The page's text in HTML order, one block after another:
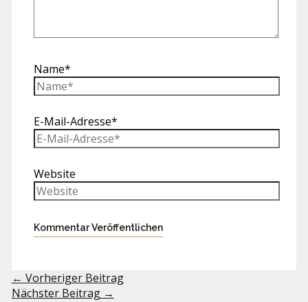
Name*
E-Mail-Adresse*
Website
← Vorheriger Beitrag
Nächster Beitrag →